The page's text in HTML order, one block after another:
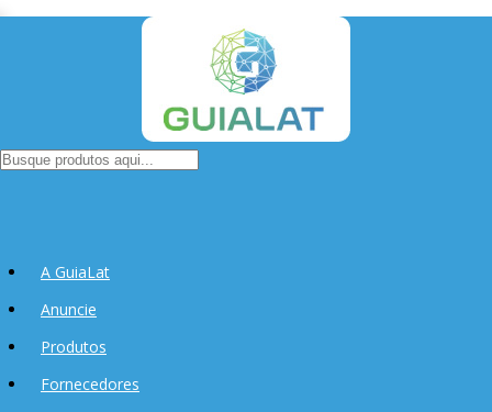
A GuiaLat
Anuncie
Produtos
Fornecedores